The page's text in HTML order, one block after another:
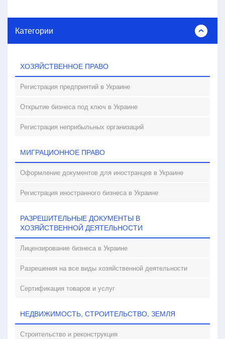
Категории
ХОЗЯЙСТВЕННОЕ ПРАВО
Регистрация предприятий в Украине
Открытие бизнеса под ключ в Украине
Регистрация неприбыльных организаций
МИГРАЦИОННОЕ ПРАВО
Оформление документов для иностранцев в Украине
Регистрация иностранного бизнеса в Украине
РАЗРЕШИТЕЛЬНЫЕ ДОКУМЕНТЫ В
ХОЗЯЙСТВЕННОЙ ДЕЯТЕЛЬНОСТИ
Лицензирование бизнеса в Украине
Разрешения на все виды хозяйственной деятельности
Сертификация товаров и услуг
НЕДВИЖИМОСТЬ, СТРОИТЕЛЬСТВО, ЗЕМЛЯ
Строительство и реконструкция